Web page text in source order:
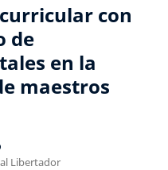
con
de
en la
maestros
Libertador